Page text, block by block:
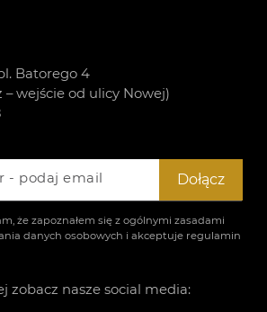
Batorego 4
– wejście od ulicy Nowej)
- podaj email
że zapoznałem się z ogólnymi zasadami
danych osobowych i akceptuje regulamin
Dołącz
zobacz nasze social media: